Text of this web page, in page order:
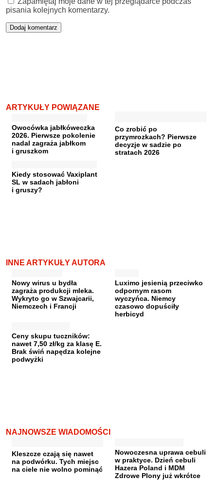
pisania kolejnych komentarzy.
ARTYKUŁY POWIĄZANE
Owocówka jabłkóweczka
2026. Pierwsze pokolenie
nadal zagraża jabłkom
i gruszkom
Co zrobić po
przymrozkach? Pierwsze
decyzje w sadzie po
stratach 2026
Kiedy stosować Vaxiplant
SL w sadach jabłoni
i gruszy?
INNE ARTYKUŁY AUTORA
Nowy wirus u bydła
zagraża produkcji mleka.
Wykryto go w Szwajcarii,
Niemczech i Francji
Luximo jesienią przeciwko
odpornym rasom
wyczyńca. Niemcy
czasowo dopuściły
herbicyd
Ceny skupu tuczników:
nawet 7,50 zł/kg za klasę E.
Brak świń napędza kolejne
podwyżki
NAJNOWSZE WIADOMOŚCI
Kleszcze czają się nawet
na podwórku. Tych miejsc
na ciele nie wolno pominąć
Nowoczesna uprawa cebuli
w praktyce. Dzień cebuli
Hazera Poland i MDM
Zdrowe Plony już wkrótce